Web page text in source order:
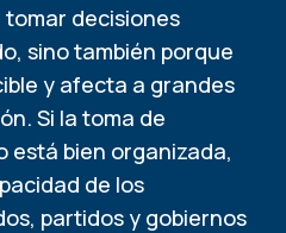
decisiones
sino también porque
y afecta a grandes
Si la toma de
está bien organizada,
de los
partidos y gobiernos